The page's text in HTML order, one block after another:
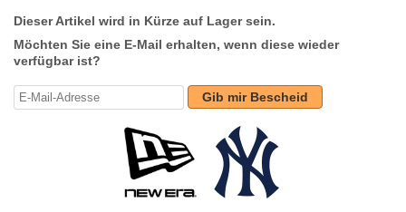
Dieser Artikel wird in Kürze auf Lager sein.
Möchten Sie eine E-Mail erhalten, wenn diese wieder
verfügbar ist?
Gib mir Bescheid